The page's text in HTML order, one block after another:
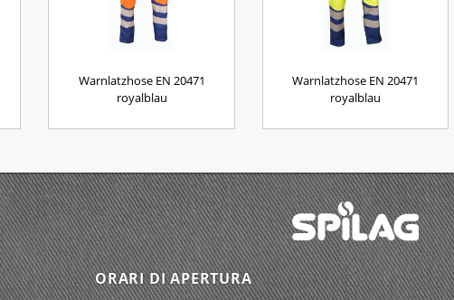
Warnlatzhose EN 20471
royalblau
Warnlatzhose EN 20471
royalblau
ORARI DI APERTURA